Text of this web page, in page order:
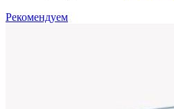
Рекомендуем